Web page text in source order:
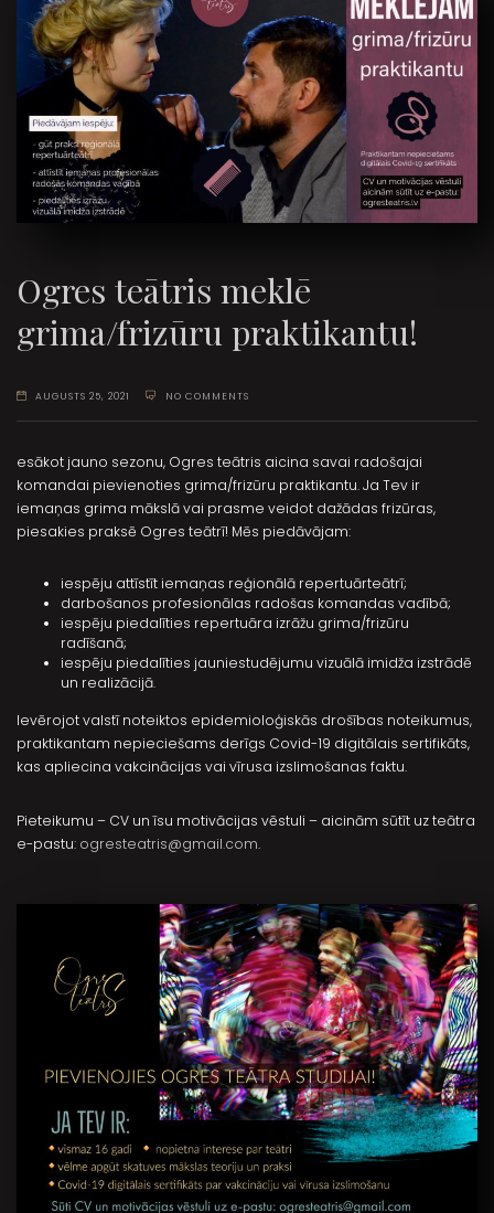
Ogres teātris meklē
grima/frizūru praktikantu!
AUGUSTS 25, 2021 NO COMMENTS
esākot jauno sezonu, Ogres teātris aicina savai radošajai
komandai pievienoties grima/frizūru praktikantu. Ja Tev ir
iemaņas grima mākslā vai prasme veidot dažādas frizūras,
piesakies praksē Ogres teātrī! Mēs piedāvājam:
iespēju attīstīt iemaņas reģionālā repertuārteātrī;
darbošanos profesionālas radošas komandas vadībā;
iespēju piedalīties repertuāra izrāžu grima/frizūru
radīšanā;
iespēju piedalīties jauniestudējumu vizuālā imidža izstrādē
un realizācijā.
Ievērojot valstī noteiktos epidemioloģiskās drošības noteikumus,
praktikantam nepieciešams derīgs Covid-19 digitālais sertifikāts,
kas apliecina vakcinācijas vai vīrusa izslimošanas faktu.
Pieteikumu – CV un īsu motivācijas vēstuli – aicinām sūtīt uz teātra
e-pastu: ogresteatris@gmail.com.